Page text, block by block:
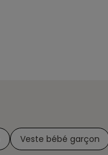
Veste bébé garçon